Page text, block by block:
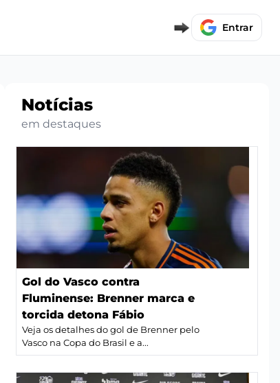
Entrar
Notícias
em destaques
Gol do Vasco contra
Fluminense: Brenner marca e
torcida detona Fábio
Veja os detalhes do gol de Brenner pelo
Vasco na Copa do Brasil e a...